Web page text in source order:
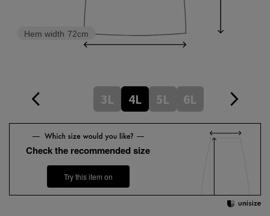
Hem width 72cm
3L 4L 5L 6L
Check the recommended size
Try this item on